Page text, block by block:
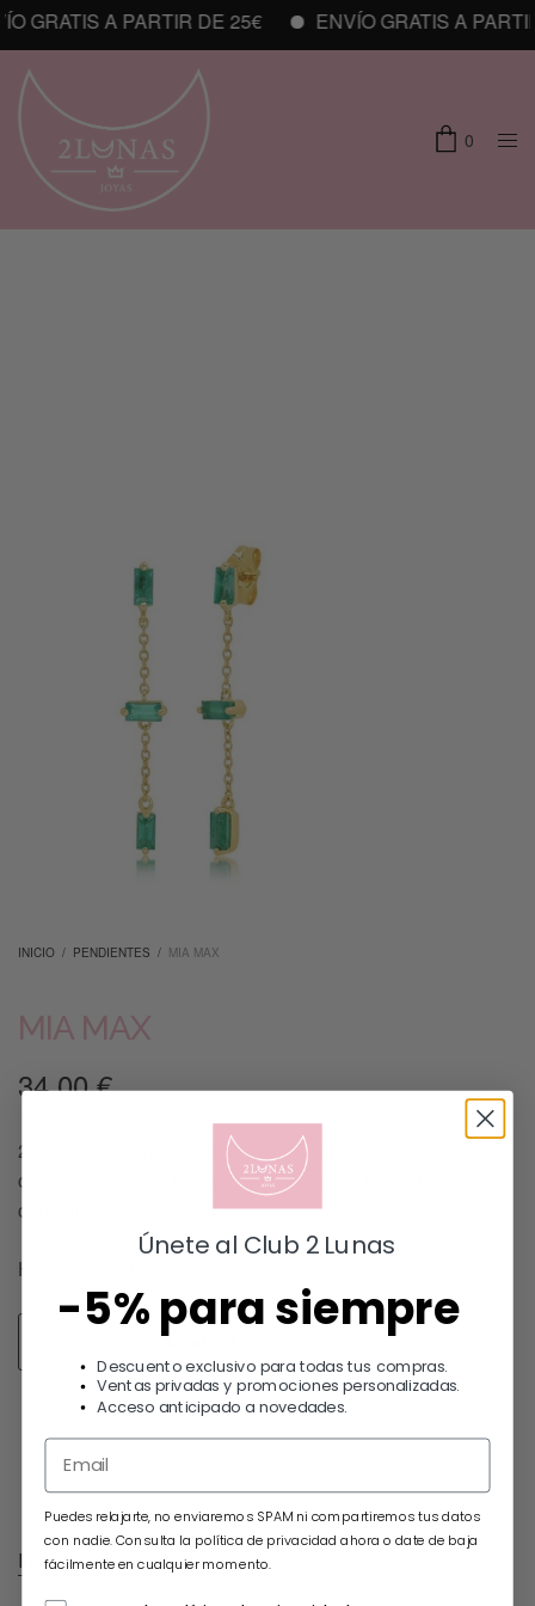
GRATIS A PARTIR DE 25€ ENVÍO GRATIS A PARTIR
0
INICIO / PENDIENTES / MIA MAX
MIA MAX
34.00€
2 preciosos pendientes de cadena alargado con 3
circonitas talla baguette verdes 2×5 mm. Plata de Ley 925
con baño de Oro de 18k.
HAY EXISTENCIAS
Añadir al carrito
Información adicional
Únete al Club 2 Lunas
-5% para siempre
Descuento exclusivo para todas tus compras.
Ventas privadas y promociones personalizadas.
Acceso anticipado a novedades.
Puedes relajarte, no enviaremos SPAM ni compartiremos tus datos
con nadie. Consulta la política de privacidad ahora o date de baja
fácilmente en cualquier momento.